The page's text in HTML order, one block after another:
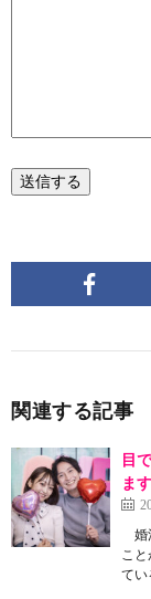
関連する記事
目
ま
婚
こ
て